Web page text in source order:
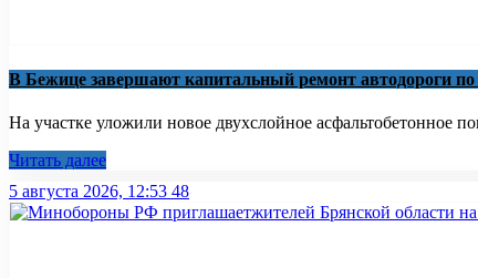
В Бежице завершают капитальный ремонт автодороги
На участке уложили новое двухслойное асфальтобетонное
Читать далее
5 августа 2026, 12:53 48